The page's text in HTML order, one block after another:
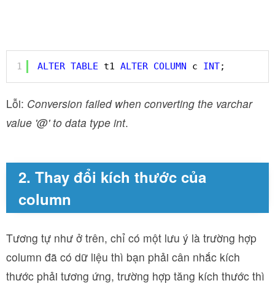
1 ALTER TABLE t1 ALTER COLUMN c INT;
Lỗi: Conversion failed when converting the varchar
value '@' to data type int.
2. Thay đổi kích thước của
column
Tương tự như ở trên, chỉ có một lưu ý là trường hợp
column đã có dữ liệu thì bạn phải cân nhắc kích
thước phải tương ứng, trường hợp tăng kích thước thì